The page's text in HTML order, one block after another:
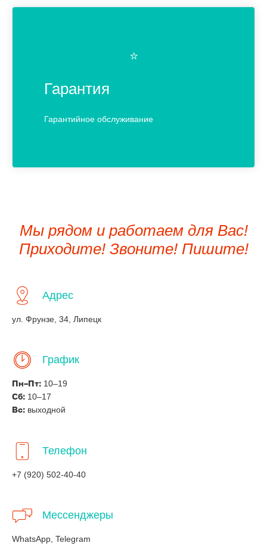
⭐️
Гарантия
Гарантийное обслуживание
Мы рядом и работаем для Вас!
Приходите! Звоните! Пишите!
Адрес
ул. Фрунзе, 34, Липецк
График
Пн–Пт: 10–19
Сб: 10–17
Вс: выходной
Телефон
+7 (920) 502-40-40
Мессенджеры
WhatsApp, Telegram